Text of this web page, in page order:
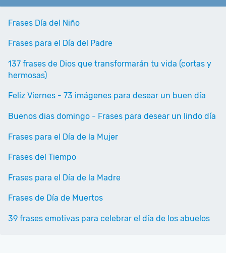
Frases Día del Niño
Frases para el Día del Padre
137 frases de Dios que transformarán tu vida (cortas y
hermosas)
Feliz Viernes - 73 imágenes para desear un buen día
Buenos dias domingo - Frases para desear un lindo día
Frases para el Día de la Mujer
Frases del Tiempo
Frases para el Día de la Madre
Frases de Día de Muertos
39 frases emotivas para celebrar el día de los abuelos